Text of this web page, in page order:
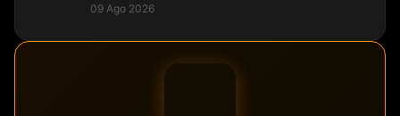
09 Ago 2026